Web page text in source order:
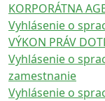
KORPORÁTNA
Vyhlásenie o
VÝKON PRÁV
Vyhlásenie o
zamestnanie
Vyhlásenie o